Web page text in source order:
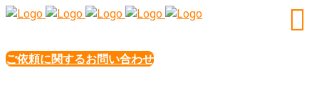
ご依頼に関するお問い合わせ